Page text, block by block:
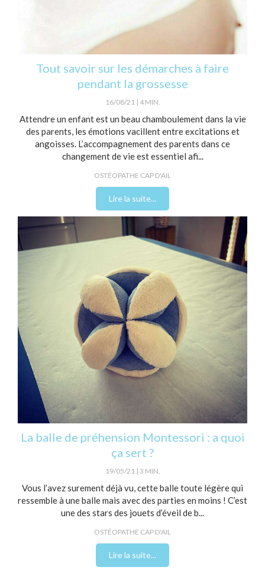
Tout savoir sur les démarches à faire
pendant la grossesse
16/08/21 4 MIN.
Attendre un enfant est un beau chamboulement dans la vie
des parents, les émotions vacillent entre excitations et
angoisses. L’accompagnement des parents dans ce
changement de vie est essentiel afi...
OSTÉOPATHE CAP D'AIL
Lire la suite...
La balle de préhension Montessori : a quoi
ça sert ?
19/05/21 3 MIN.
Vous l’avez surement déjà vu, cette balle toute légère qui
ressemble à une balle mais avec des parties en moins ! C’est
une des stars des jouets d’éveil de b...
OSTÉOPATHE CAP D'AIL
Lire la suite...